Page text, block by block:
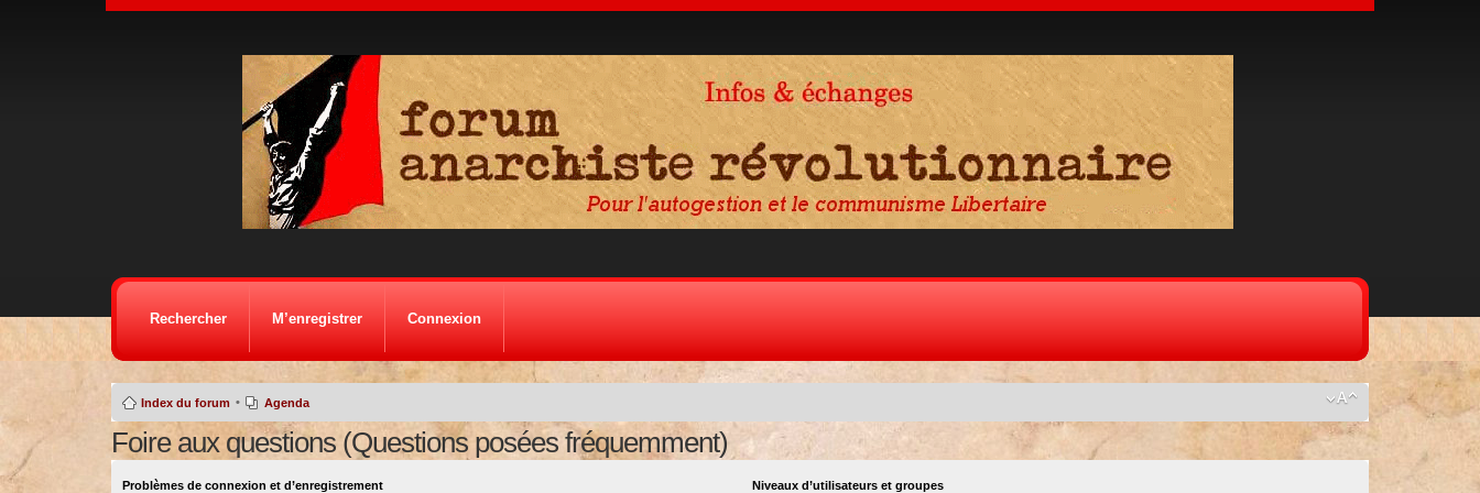
Rechercher M’enregistrer Connexion
Index du forum • Agenda
Foire aux questions (Questions posées fréquemment)
Problèmes de connexion et d’enregistrement
Niveaux d’utilisateurs et groupes